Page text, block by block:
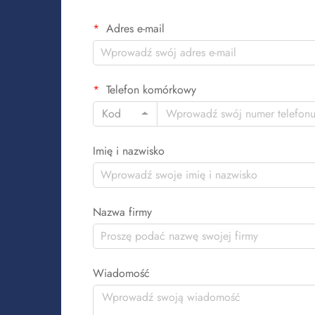
Adres e-mail
Telefon komórkowy
Kod
Imię i nazwisko
Nazwa firmy
Wiadomość